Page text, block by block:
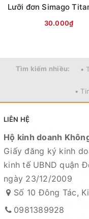
30.000₫
Tìm kiếm nhiều: •
•
LIÊN HỆ
Hộ kinh doanh
Giấy đăng ký kinh
kinh tế UBND quận
ngày 23/12/2009
Số 10 Đông Tác,
0981389928